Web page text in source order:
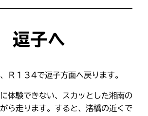
逗子へ
Ｒ１３4で逗子方面へ戻ります。
体験できない、スカッとした湘南の
ら走ります。すると、渚橋の近くで